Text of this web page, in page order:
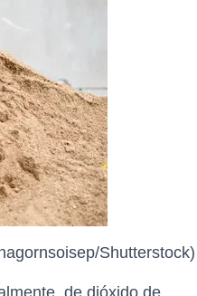
Shutterstock)
de dióxido de